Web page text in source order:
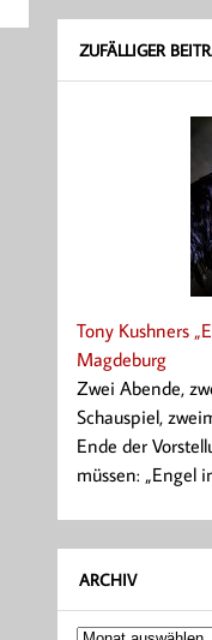
ZUFÄLLIGER
Tony Kushners
Magdeburg
Zwei Abende,
Schauspiel,
Ende der
müssen: „Engel
ARCHIV
Archiv